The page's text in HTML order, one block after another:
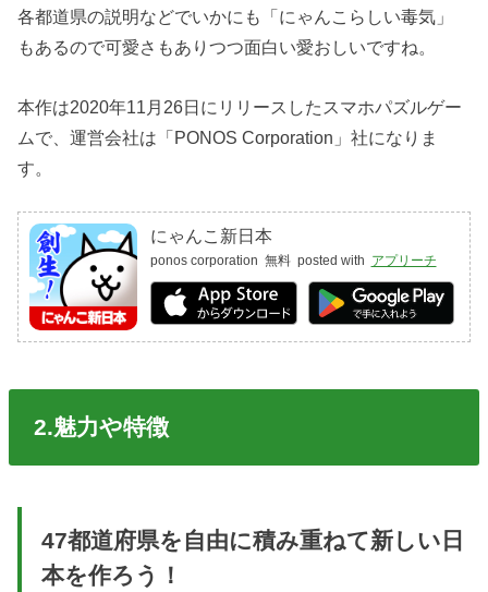
各都道県の説明などでいかにも「にゃんこらしい毒気」
もあるので可愛さもありつつ面白い愛おしいですね。
本作は2020年11月26日にリリースしたスマホパズルゲー
ムで、運営会社は「PONOS Corporation」社になりま
す。
にゃんこ新日本
ponos corporation 無料 posted with アプリーチ
2.魅力や特徴
47都道府県を自由に積み重ねて新しい日
本を作ろう！